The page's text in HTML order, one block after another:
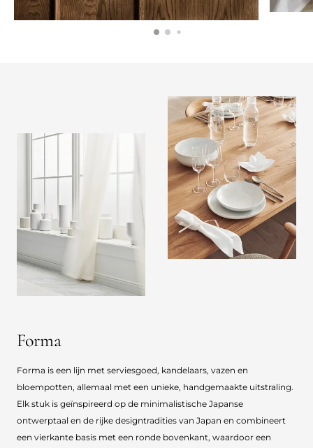
Forma
Forma is een lijn met serviesgoed, kandelaars, vazen en
bloempotten, allemaal met een unieke, handgemaakte uitstraling.
Elk stuk is geïnspireerd op de minimalistische Japanse
ontwerptaal en de rijke designtradities van Japan en combineert
een vierkante basis met een ronde bovenkant, waardoor een